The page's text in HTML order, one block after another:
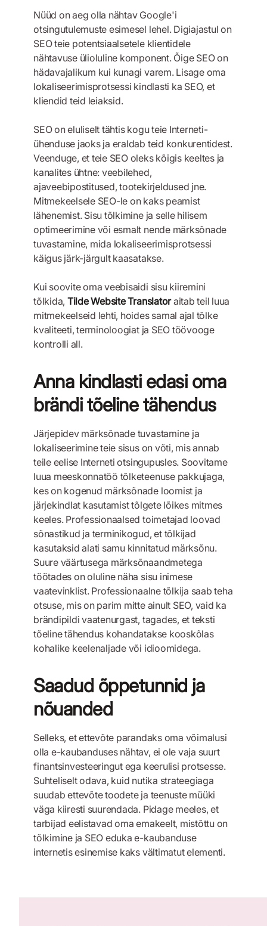
Nüüd on aeg olla nähtav Google'i
otsingutulemuste esimesel lehel. Digiajastul on
SEO teie potentsiaalsetele klientidele
nähtavuse ülioluline komponent. Õige SEO on
hädavajalikum kui kunagi varem. Lisage oma
lokaliseerimisprotsessi kindlasti ka SEO, et
kliendid teid leiaksid.
SEO on eluliselt tähtis kogu teie Interneti-
ühenduse jaoks ja eraldab teid konkurentidest.
Veenduge, et teie SEO oleks kõigis keeltes ja
kanalites ühtne: veebilehed,
ajaveebipostitused, tootekirjeldused jne.
Mitmekeelsele SEO-le on kaks peamist
lähenemist. Sisu tõlkimine ja selle hilisem
optimeerimine või esmalt nende märksõnade
tuvastamine, mida lokaliseerimisprotsessi
käigus järk-järgult kaasatakse.
Kui soovite oma veebisaidi sisu kiiremini
tõlkida, Tilde Website Translatoraitab teil luua
mitmekeelseid lehti, hoides samal ajal tõlke
kvaliteeti, terminoloogiat ja SEO töövooge
kontrolli all.
Anna kindlasti edasi oma
brändi tõeline tähendus
Järjepidev märksõnade tuvastamine ja
lokaliseerimine teie sisus on võti, mis annab
teile eelise Interneti otsingupusles. Soovitame
luua meeskonnatöö tõlketeenuse pakkujaga,
kes on kogenud märksõnade loomist ja
järjekindlat kasutamist tõlgete lõikes mitmes
keeles. Professionaalsed toimetajad loovad
sõnastikud ja terminikogud, et tõlkijad
kasutaksid alati samu kinnitatud märksõnu.
Suure väärtusega märksõnaandmetega
töötades on oluline näha sisu inimese
vaatevinklist. Professionaalne tõlkija saab teha
otsuse, mis on parim mitte ainult SEO, vaid ka
brändipildi vaatenurgast, tagades, et teksti
tõeline tähendus kohandatakse kooskõlas
kohalike keelenaljade või idioomidega.
Saadud õppetunnid ja
nõuanded
Selleks, et ettevõte parandaks oma võimalusi
olla e-kaubanduses nähtav, ei ole vaja suurt
finantsinvesteeringut ega keerulisi protsesse.
Suhteliselt odava, kuid nutika strateegiaga
suudab ettevõte toodete ja teenuste müüki
väga kiiresti suurendada. Pidage meeles, et
tarbijad eelistavad oma emakeelt, mistõttu on
tõlkimine ja SEO eduka e-kaubanduse
internetis esinemise kaks vältimatut elementi.